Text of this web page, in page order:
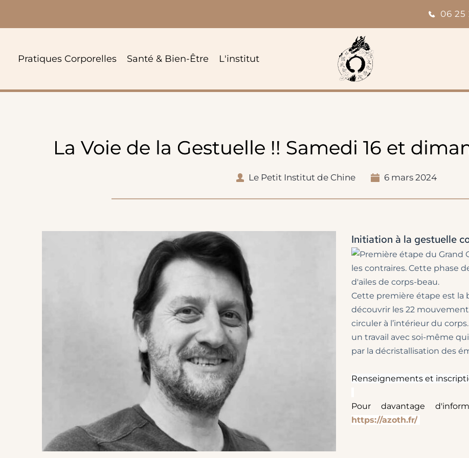
06 25
Pratiques Corporelles Santé & Bien-Être L'institut
La Voie de la Gestuelle !! Samedi 16 et
Le Petit Institut de Chine 6 mars 2024
Initiation à la gestuelle
Cette première étape est la
découvrir les 22
circuler à l’intérieur du
un travail avec soi-même
par la décristallisation des
Renseignements et
Pour davantage
https://azoth.fr/